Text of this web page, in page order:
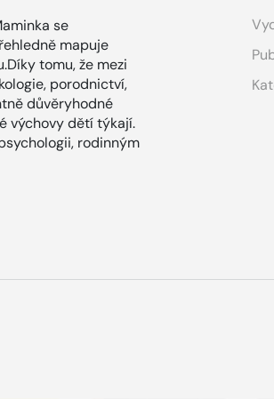
se
mapuje
tomu, že mezi
porodnictví,
důvěryhodné
výchovy dětí týkají.
rodinným